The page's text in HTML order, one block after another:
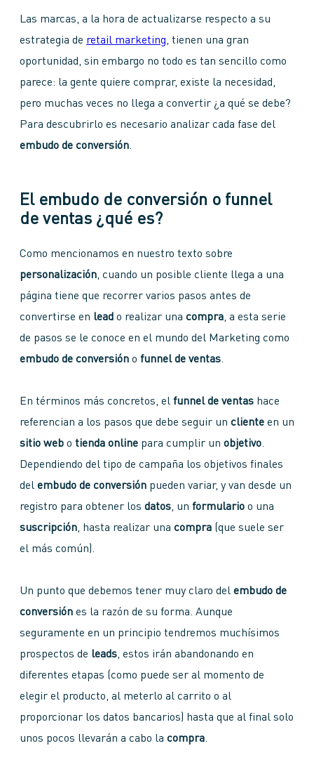
Las marcas, a la hora de actualizarse respecto a su
estrategia de retail marketing, tienen una gran
oportunidad, sin embargo no todo es tan sencillo como
parece: la gente quiere comprar, existe la necesidad,
pero muchas veces no llega a convertir ¿a qué se debe?
Para descubrirlo es necesario analizar cada fase del
embudo de conversión.
El embudo de conversión o funnel
de ventas ¿qué es?
Como mencionamos en nuestro texto sobre
personalización, cuando un posible cliente llega a una
página tiene que recorrer varios pasos antes de
convertirse en lead o realizar una compra, a esta serie
de pasos se le conoce en el mundo del Marketing como
embudo de conversión o funnel de ventas.
En términos más concretos, el funnel de ventas hace
referencian a los pasos que debe seguir un cliente en un
sitio web o tienda online para cumplir un objetivo.
Dependiendo del tipo de campaña los objetivos finales
del embudo de conversión pueden variar, y van desde un
registro para obtener los datos, un formulario o una
suscripción, hasta realizar una compra (que suele ser
el más común).
Un punto que debemos tener muy claro del embudo de
conversión es la razón de su forma. Aunque
seguramente en un principio tendremos muchísimos
prospectos de leads, estos irán abandonando en
diferentes etapas (como puede ser al momento de
elegir el producto, al meterlo al carrito o al
proporcionar los datos bancarios) hasta que al final solo
unos pocos llevarán a cabo la compra.